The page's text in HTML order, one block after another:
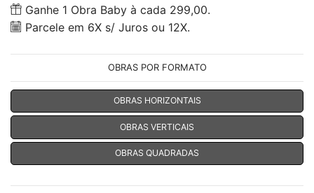
Ganhe 1 Obra Baby à cada 299,00.
Parcele em 6X s/ Juros ou 12X.
OBRAS POR FORMATO
OBRAS HORIZONTAIS
OBRAS VERTICAIS
OBRAS QUADRADAS